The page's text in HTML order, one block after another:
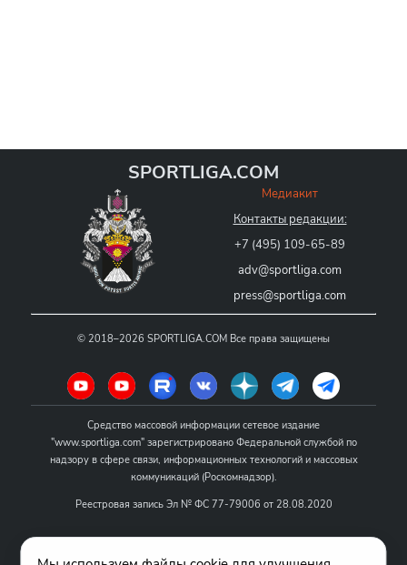
SPORTLIGA.COM
Медиакит
Контакты редакции:
+7 (495) 109-65-89
adv@sportliga.com
press@sportliga.com
© 2018–2026 SPORTLIGA.COM Все права защищены
Средство массовой информации сетевое издание
"www.sportliga.com" зарегистрировано Федеральной службой по
надзору в сфере связи, информационных технологий и массовых
коммуникаций (Роскомнадзор).
Реестровая запись Эл № ФС 77-79006 от 28.08.2020
Название - www.sportliga.com